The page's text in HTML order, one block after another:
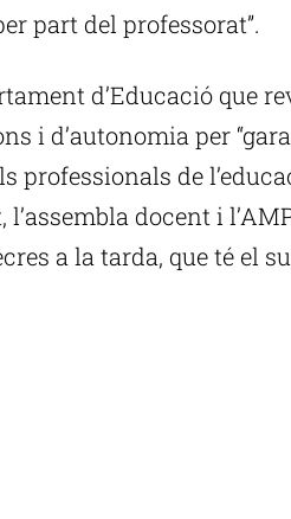
part del professorat”.
d’Educació que
i d’autonomia per
professionals de
l’assembla docent i
a la tarda, que té el